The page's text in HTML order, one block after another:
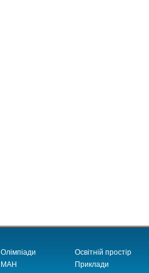
Олімпіади
МАН
Освітній простір
Приклади